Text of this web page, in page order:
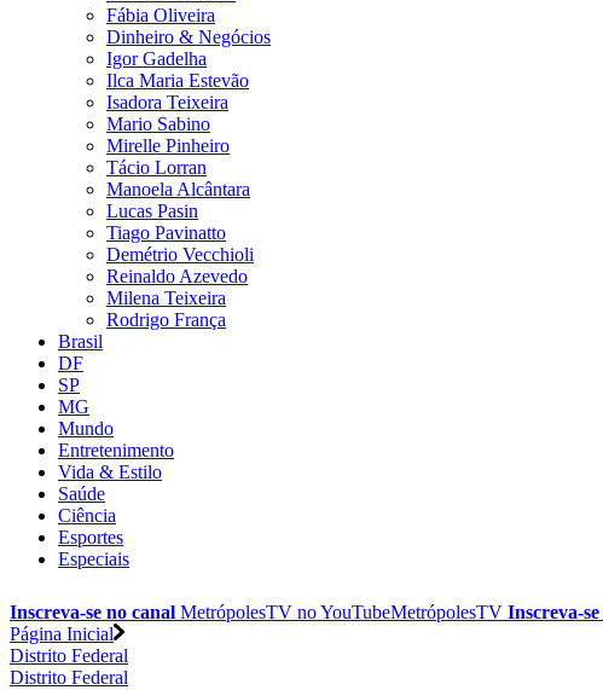
Fábia Oliveira
Dinheiro & Negócios
Igor Gadelha
Ilca Maria Estevão
Isadora Teixeira
Mario Sabino
Mirelle Pinheiro
Tácio Lorran
Manoela Alcântara
Lucas Pasin
Tiago Pavinatto
Demétrio Vecchioli
Reinaldo Azevedo
Milena Teixeira
Rodrigo França
Brasil
DF
SP
MG
Mundo
Entretenimento
Vida & Estilo
Saúde
Ciência
Esportes
Especiais
Inscreva-se no canal MetrópolesTV noYouTubeMetrópolesTV Inscreva-se
Página Inicial
Distrito Federal
Distrito Federal